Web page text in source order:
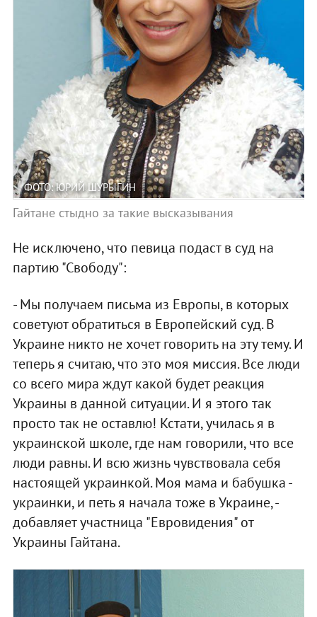
ФОТО: ЮРИЙ ШУРЫГИН
Гайтане стыдно за такие высказывания
Не исключено, что певица подаст в суд на
партию "Свободу":
- Мы получаем письма из Европы, в которых
советуют обратиться в Европейский суд. В
Украине никто не хочет говорить на эту тему. И
теперь я считаю, что это моя миссия. Все люди
со всего мира ждут какой будет реакция
Украины в данной ситуации. И я этого так
просто так не оставлю! Кстати, училась я в
украинской школе, где нам говорили, что все
люди равны. И всю жизнь чувствовала себя
настоящей украинкой. Моя мама и бабушка -
украинки, и петь я начала тоже в Украине, -
добавляет участница "Евровидения" от
Украины Гайтана.